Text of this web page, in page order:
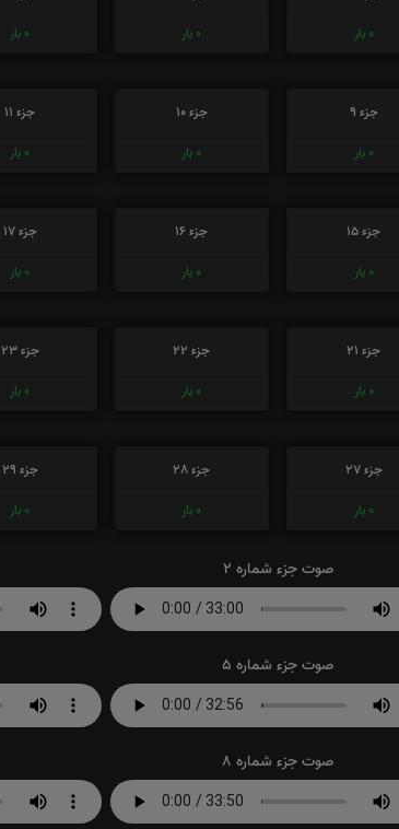
0 بار
0 بار
0 بار
جزء 9
0 بار
جزء 10
0 بار
جزء 11
0 بار
جزء 15
0 بار
جزء 16
0 بار
جزء 17
0 بار
جزء 21
0 بار
جزء 22
0 بار
جزء 23
0 بار
جزء 27
0 بار
جزء 28
0 بار
جزء 29
0 بار
صوت جزء شماره 2
صوت جزء شماره 5
صوت جزء شماره 8